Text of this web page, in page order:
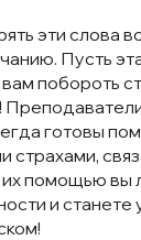
эти слова
Пусть
побороть
готовы
страхами,
помощью вы
и станете